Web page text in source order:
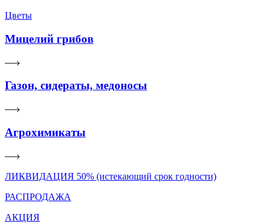
Цветы
Мицелий грибов
Газон, сидераты, медоносы
Агрохимикаты
ЛИКВИДАЦИЯ 50% (истекающий срок годности)
РАСПРОДАЖА
АКЦИЯ